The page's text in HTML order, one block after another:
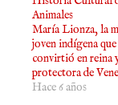
Animales
María Lionza, la
joven indígena que
convirtió en reina
protectora de
Hace 6 años